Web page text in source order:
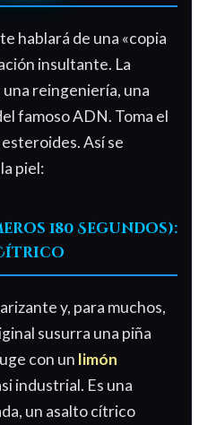
hablará de una «copia
insultante. La
reingeniería, una
famoso ADN. Toma el
Así se
piel:
180 Segundos):
y, para muchos,
susurra una piña
con un limón
industrial. Es una
un asalto cítrico